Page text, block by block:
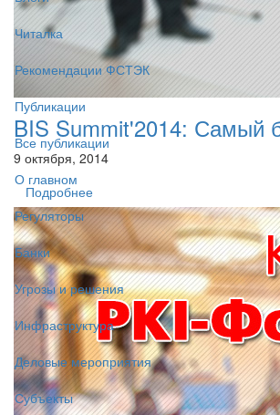
Читалка
Рекомендации ФСТЭК
Публикации
Все публикации
О главном
Регуляторы
Банки
Угрозы и решения
Инфраструктура
Деловые мероприятия
Субъекты
BIS Summit'2014: Самый
9 октября, 2014
Подробнее